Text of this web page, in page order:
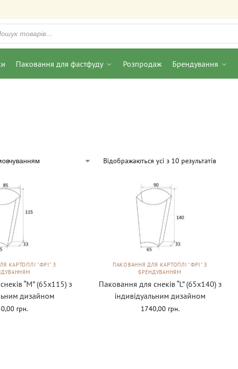
Паковання для фастфуду Розпродаж Брендування
Відображаються усі з 10 результатів
КАРТОПЛІ "ФРІ" З
“М” (65х115) з
дизайном
грн.
ПАКОВАННЯ ДЛЯ КАРТОПЛІ "ФРІ" З
БРЕНДУВАННЯМ
Паковання для снеків “L” (65х140) з
індивідуальним дизайном
1740,00 грн.